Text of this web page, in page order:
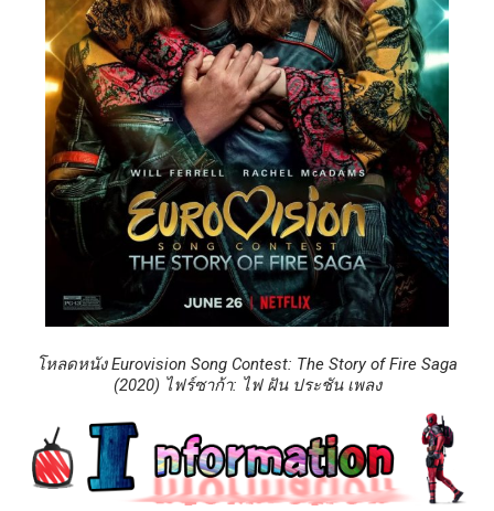
โหลดหนัง Eurovision Song Contest: The Story of Fire Saga
(2020) ไฟร์ซาก้า: ไฟ ฝัน ประชัน เพลง